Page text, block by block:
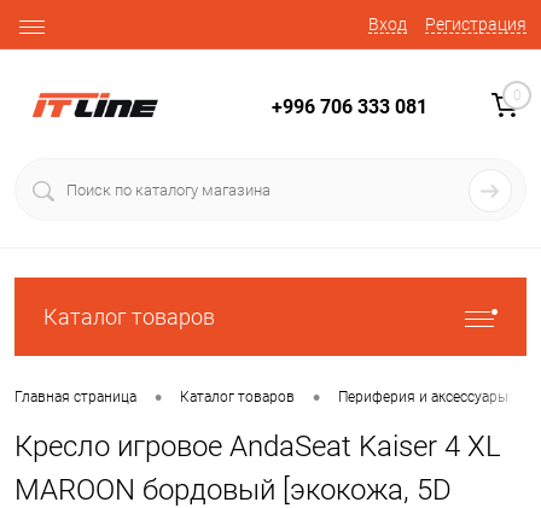
Вход Регистрация
+996 706 333 081 0
Каталог товаров
Главная страница • Каталог товаров • Периферия и аксессуары
Кресло игровое AndaSeat Kaiser 4 XL
MAROON бордовый [экокожа, 5D